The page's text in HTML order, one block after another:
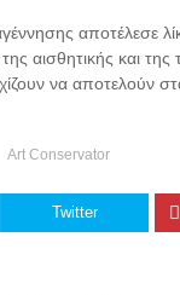
αποτέλεσε
αισθητικής και
να αποτελούν
Art Conservator
Twitter